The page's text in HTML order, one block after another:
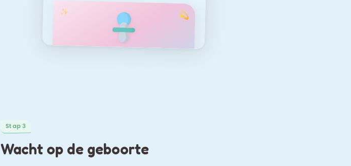
Stap 3
Wacht op de geboorte